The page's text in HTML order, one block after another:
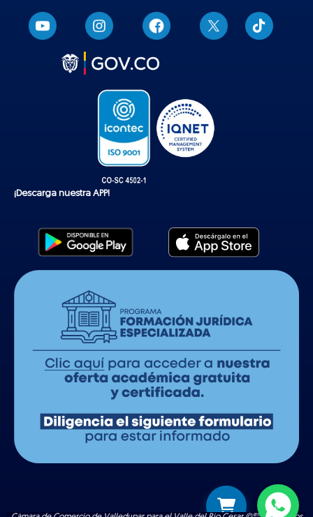
T
i
k
¡Descarga nuestra APP!